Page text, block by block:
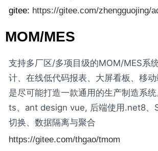
gitee: https://gitee.com/zhengguojing/
MOM/MES
支持多厂区/多项目级的MOM/MES系
计、在线低代码报表、大屏看板、移
是尽可能打造一款通用的生产制造系
ts、ant design vue, 后端使用.net8、
切换、数据隔离与聚合
https://gitee.com/thgao/tmom